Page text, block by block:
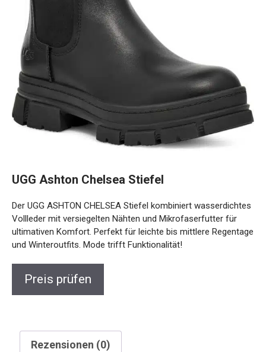
UGG Ashton Chelsea Stiefel
Der UGG ASHTON CHELSEA Stiefel kombiniert wasserdichtes
Vollleder mit versiegelten Nähten und Mikrofaserfutter für
ultimativen Komfort. Perfekt für leichte bis mittlere Regentage
und Winteroutfits. Mode trifft Funktionalität!
Preis prüfen
Rezensionen (0)